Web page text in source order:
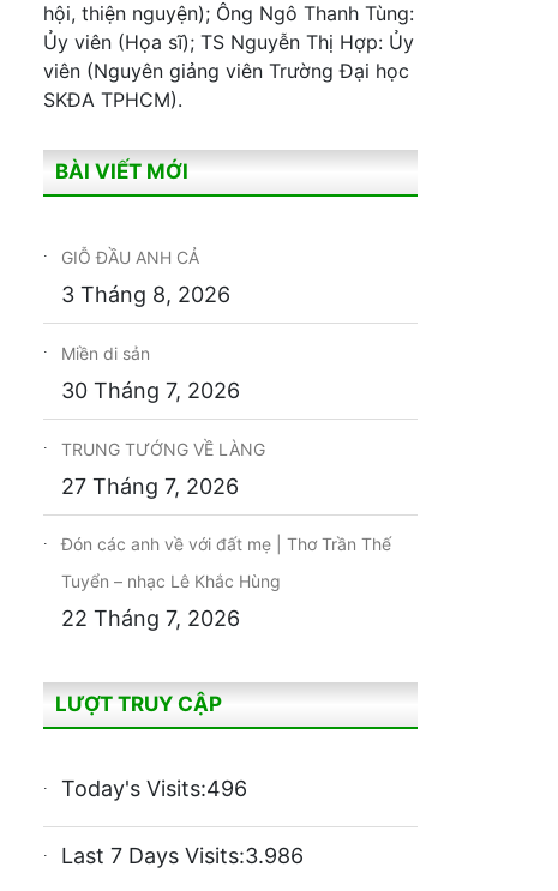
hội, thiện nguyện); Ông Ngô Thanh Tùng:
Ủy viên (Họa sĩ); TS Nguyễn Thị Hợp: Ủy
viên (Nguyên giảng viên Trường Đại học
SKĐA TPHCM).
BÀI VIẾT MỚI
GIỖ ĐẦU ANH CẢ
3 Tháng 8, 2026
Miền di sản
30 Tháng 7, 2026
TRUNG TƯỚNG VỀ LÀNG
27 Tháng 7, 2026
Đón các anh về với đất mẹ | Thơ Trần Thế
Tuyển – nhạc Lê Khắc Hùng
22 Tháng 7, 2026
LƯỢT TRUY CẬP
Today's Visits:496
Last 7 Days Visits:3.986